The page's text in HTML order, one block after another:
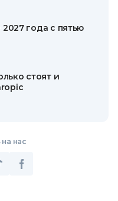
года с пятью
стоят и
нас